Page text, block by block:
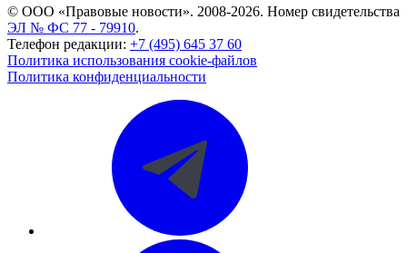
© ООО «Правовые новости». 2008-2026. Номер свидетельства
ЭЛ № ФС 77 - 79910.
Телефон редакции: +7 (495) 645 37 60
Политика использования cookie-файлов
Политика конфиденциальности